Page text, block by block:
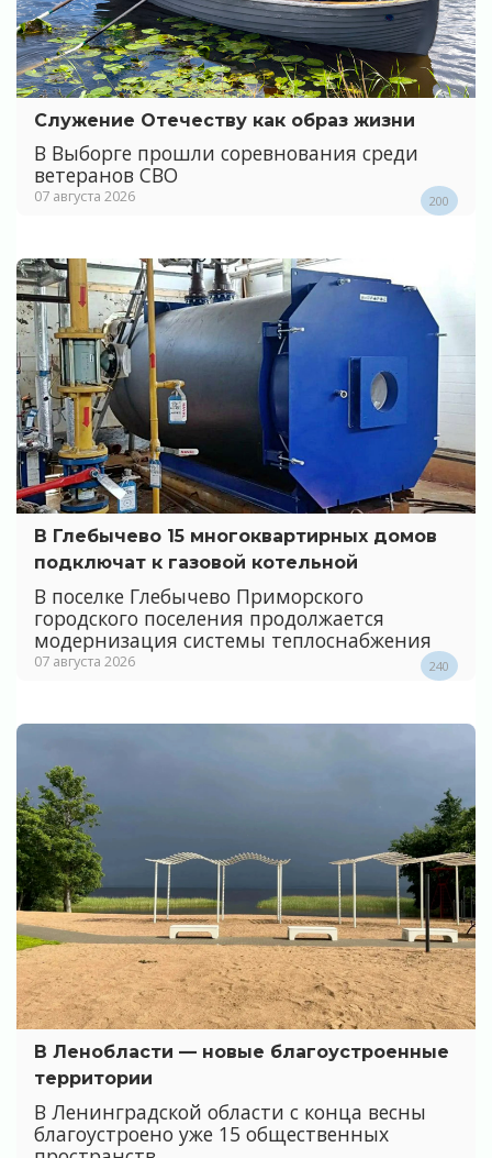
Служение Отечеству как образ жизни
В Выборге прошли соревнования среди
ветеранов СВО
07 августа 2026 200
В Глебычево 15 многоквартирных домов
подключат к газовой котельной
В поселке Глебычево Приморского
городского поселения продолжается
модернизация системы теплоснабжения
07 августа 2026 240
В Ленобласти — новые благоустроенные
территории
В Ленинградской области с конца весны
благоустроено уже 15 общественных